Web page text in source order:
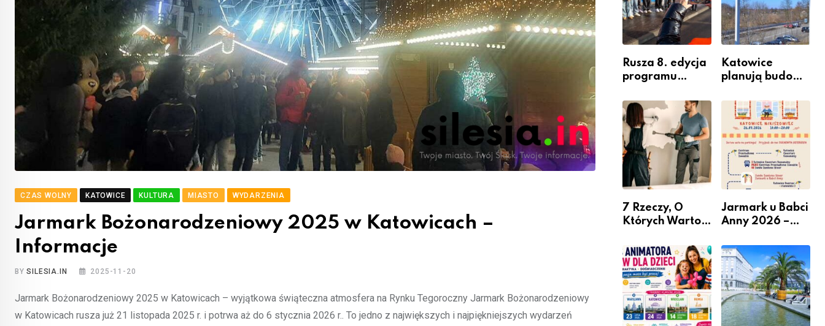
CZAS WOLNY KATOWICE KULTURA MIASTO WYDARZENIA
Jarmark Bożonarodzeniowy 2025 w Katowicach –
Informacje
BYSILESIA.IN 2025-11-20
Jarmark Bożonarodzeniowy 2025 w Katowicach – wyjątkowa świąteczna atmosfera na Rynku Tegoroczny Jarmark Bożonarodzeniowy
w Katowicach rusza już 21 listopada 2025 r. i potrwa aż do 6 stycznia 2026 r.. To jedno z największych i najpiękniejszych wydarzeń
Rusza 8. edycja
programu
Miastem
Fachowców” –
nabór dla
przedsiębiorców
Katowice
planują budowę
przesiadkoweg
o w Podlesiu
7 Rzeczy, O
Których Warto
Remontem
Mieszkania
Jarmark u Babci
Anny 2026 –